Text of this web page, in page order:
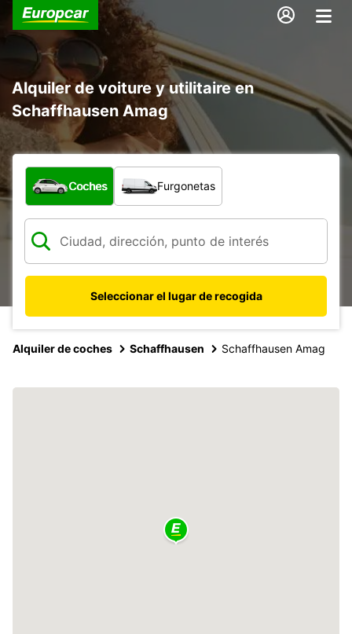
Alquiler de voiture y utilitaire en
Schaffhausen Amag
¿Qué tipo de vehículo?
Coches Furgonetas
Seleccionar el lugar de recogida
Alquiler de coches Schaffhausen Schaffhausen Amag